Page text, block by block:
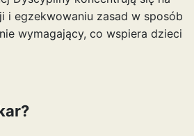
i egzekwowaniu zasad w sposób
wymagający, co wspiera dzieci